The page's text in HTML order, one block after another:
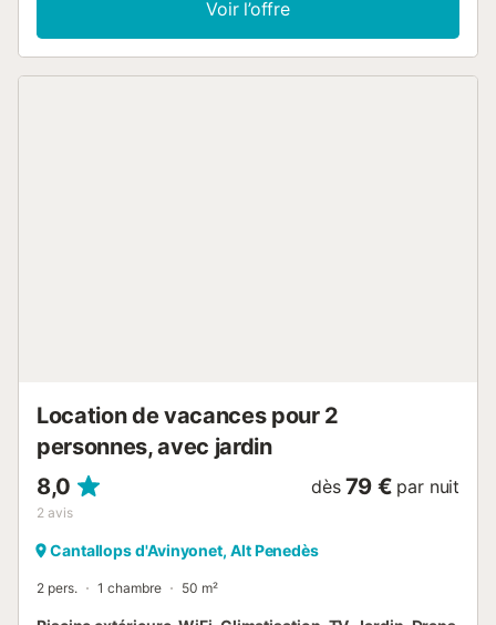
chambres doubles et une salle de bains. Ca La Siona
bénéficie de la catégorie 3 épis décernée par la
Voir l’offre
Location de vacances pour 2
personnes, avec jardin
8,0
2 avis
dès 79 € par nuit
Cantallops d'Avinyonet, Alt Penedès
2 pers. 1 chambre 50 m²